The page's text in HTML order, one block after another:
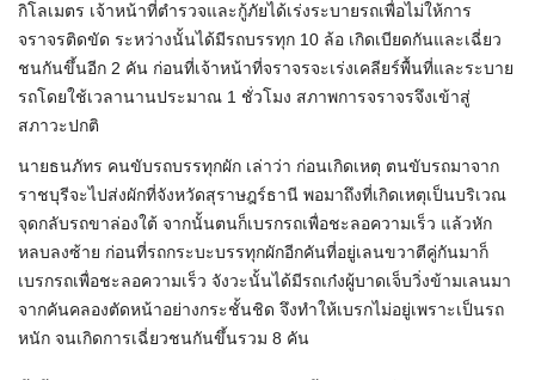
กิโลเมตร เจ้าหน้าที่ตำรวจและกู้ภัยได้เร่งระบายรถเพื่อไม่ให้การ
จราจรติดขัด ระหว่างนั้นได้มีรถบรรทุก 10 ล้อ เกิดเบียดกันและเฉี่ยว
ชนกันขึ้นอีก 2 คัน ก่อนที่เจ้าหน้าที่จราจรจะเร่งเคลียร์พื้นที่และระบาย
รถโดยใช้เวลานานประมาณ 1 ชั่วโมง สภาพการจราจรจึงเข้าสู่
สภาวะปกติ
นายธนภัทร คนขับรถบรรทุกผัก เล่าว่า ก่อนเกิดเหตุ ตนขับรถมาจาก
ราชบุรีจะไปส่งผักที่จังหวัดสุราษฎร์ธานี พอมาถึงที่เกิดเหตุเป็นบริเวณ
จุดกลับรถขาล่องใต้ จากนั้นตนก็เบรกรถเพื่อชะลอความเร็ว แล้วหัก
หลบลงซ้าย ก่อนที่รถกระบะบรรทุกผักอีกคันที่อยู่เลนขวาตีคู่กันมาก็
เบรกรถเพื่อชะลอความเร็ว จังวะนั้นได้มีรถเก๋งผู้บาดเจ็บวิ่งข้ามเลนมา
จากคันคลองตัดหน้าอย่างกระชั้นชิด จึงทำให้เบรกไม่อยู่เพราะเป็นรถ
หนัก จนเกิดการเฉี่ยวชนกันขึ้นรวม 8 คัน